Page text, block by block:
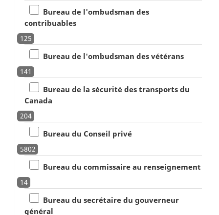
Bureau de l'ombudsman des
contribuables
125
Bureau de l'ombudsman des vétérans
141
Bureau de la sécurité des transports du
Canada
204
Bureau du Conseil privé
5802
Bureau du commissaire au renseignement
14
Bureau du secrétaire du gouverneur
général